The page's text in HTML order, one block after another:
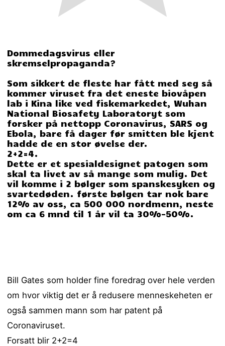
Dommedagsvirus eller
skremselpropaganda?
Som sikkert de fleste har fått med seg så
kommer viruset fra det eneste biovåpen
lab i Kina like ved fiskemarkedet, Wuhan
National Biosafety Laboratoryt som
forsker på nettopp Coronavirus, SARS og
Ebola, bare få dager før smitten ble kjent
hadde de en stor øvelse der.
2+2=4.
Dette er et spesialdesignet patogen som
skal ta livet av så mange som mulig. Det
vil komme i 2 bølger som spanskesyken og
svartedøden. første bølgen tar nok bare
12% av oss, ca 500 000 nordmenn, neste
om ca 6 mnd til 1 år vil ta 30%-50%.
Bill Gates som holder fine foredrag over hele verden
om hvor viktig det er å redusere menneskeheten er
også sammen mann som har patent på
Coronaviruset.
Forsatt blir 2+2=4